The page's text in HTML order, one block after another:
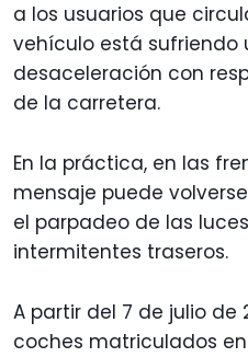
a los usuarios que
vehículo está sufriendo
desaceleración con
de la carretera.
En la práctica, en las
mensaje puede
el parpadeo de las
intermitentes traseros.
A partir del 7 de julio de
coches matriculados en